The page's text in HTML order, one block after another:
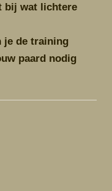
bij wat lichtere
je de training
paard nodig